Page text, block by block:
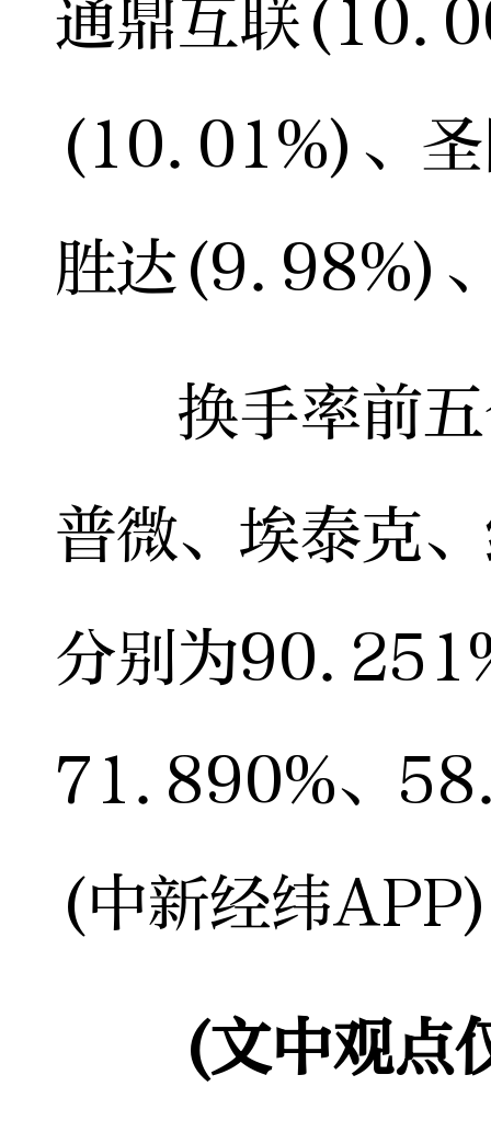
通鼎互联
(10.01%)、
胜达(9.98%)
换手率前五
普微、埃泰克
分别为
71.890%、
(中新经纬
(文中观点